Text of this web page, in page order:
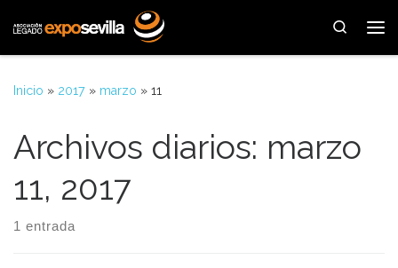
Saltar al contenido
Search
Inicio » 2017 » marzo » 11
Archivos diarios: marzo
11, 2017
1 entrada